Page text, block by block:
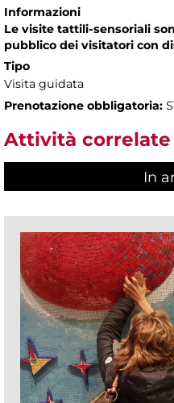
Informazioni
Le visite tattili-sensoriali
pubblico dei visitatori con
Tipo
Visita guidata
Prenotazione obbligatoria:
Attività correlate
In